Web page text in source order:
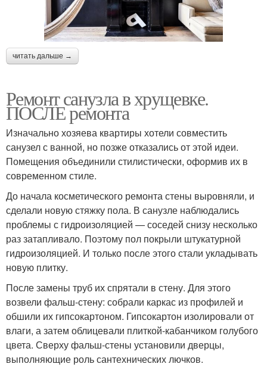
читать дальше →
Ремонт санузла в хрущевке.
ПОСЛЕ ремонта
Изначально хозяева квартиры хотели совместить
санузел с ванной, но позже отказались от этой идеи.
Помещения объединили стилистически, оформив их в
современном стиле.
До начала косметического ремонта стены выровняли, и
сделали новую стяжку пола. В санузле наблюдались
проблемы с гидроизоляцией — соседей снизу несколько
раз затапливало. Поэтому пол покрыли штукатурной
гидроизоляцией. И только после этого стали укладывать
новую плитку.
После замены труб их спрятали в стену. Для этого
возвели фальш-стену: собрали каркас из профилей и
обшили их гипсокартоном. Гипсокартон изолировали от
влаги, а затем облицевали плиткой-кабанчиком голубого
цвета. Сверху фальш-стены установили дверцы,
выполняющие роль сантехнических лючков.